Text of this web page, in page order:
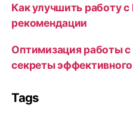
Как улучшить работу
рекомендации
Оптимизация работы с
секреты
Tags